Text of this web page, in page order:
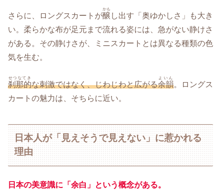
さらに、ロングスカートが醸
かも
し出す「奥ゆかしさ」も大き
い。柔らかな布が足元まで流れる姿には、急がない静けさ
がある。その静けさが、ミニスカートとは異なる種類の色
気を生む。
刹那的
せつなてき
な刺激ではなく、じわじわと広がる余韻
よいん
。ロングス
カートの魅力は、そちらに近い。
日本人が「見えそうで見えない」に惹かれる
理由
日本の美意識に「余白」という概念がある。